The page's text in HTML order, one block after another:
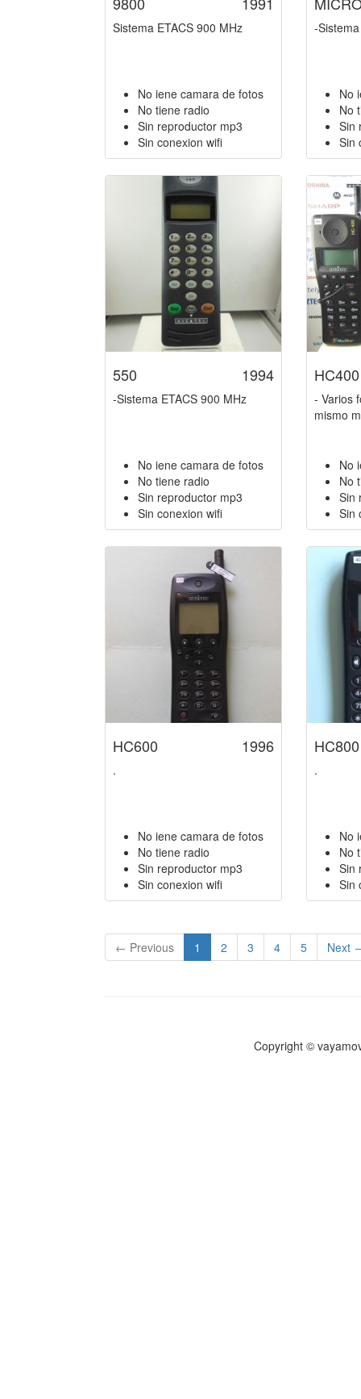
Sistema ETACS 900 MHz
No iene camara de fotos
No tiene radio
Sin reproductor mp3
Sin conexion wifi
-
No
No
Sin
Sin
1994
550
-Sistema ETACS 900 MHz
No iene camara de fotos
No tiene radio
Sin reproductor mp3
Sin conexion wifi
HC400
- Varios
mismo
No
No
Sin
Sin
1996
HC600
.
No iene camara de fotos
No tiene radio
Sin reproductor mp3
Sin conexion wifi
HC800
.
No
No
Sin
Sin
← Previous 1 (current)
2 3 4 5 Next
Copyright ©